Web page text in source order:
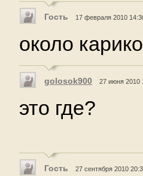
Гость 17 февраля 2010
около
golosok900 27 июня 2010
это где?
Гость 27 сентября 2010